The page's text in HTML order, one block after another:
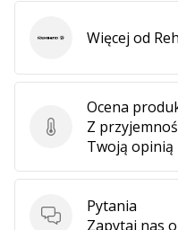
Ocena produktu
Ocena
Z
Twoją opinią
Pytania
Pytania
Zapytaj nas
RehbandWięcej od